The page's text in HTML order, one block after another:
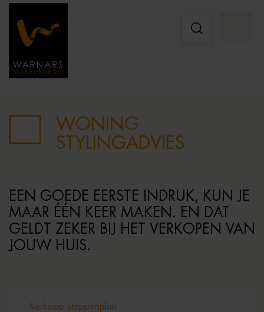
WONING
STYLINGADVIES
EEN GOEDE EERSTE INDRUK, KUN JE
MAAR ÉÉN KEER MAKEN. EN DAT
GELDT ZEKER BIJ HET VERKOPEN VAN
JOUW HUIS.
Verkoop stappenplan